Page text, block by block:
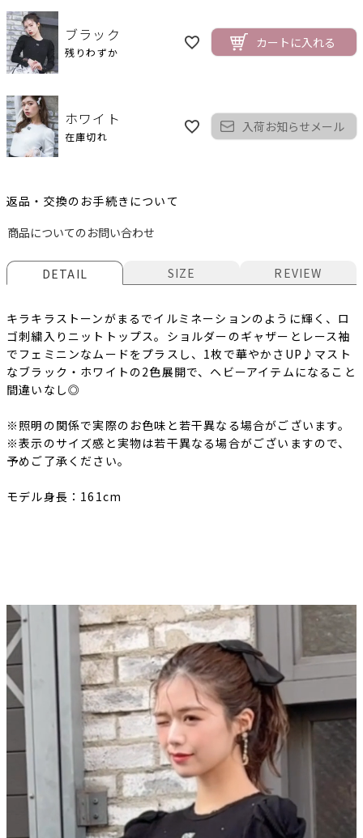
ブラック
残りわずか
カートに入れる
ホワイト
在庫切れ
入荷お知らせメール
返品・交換のお手続きについて
商品についてのお問い合わせ
DETAIL SIZE REVIEW
キラキラストーンがまるでイルミネーションのように輝く、ロ
ゴ刺繍入りニットトップス。ショルダーのギャザーとレース袖
でフェミニンなムードをプラスし、1枚で華やかさUP♪マスト
なブラック・ホワイトの2色展開で、ヘビーアイテムになること
間違いなし◎
※照明の関係で実際のお色味と若干異なる場合がございます。
※表示のサイズ感と実物は若干異なる場合がございますので、
予めご了承ください。
モデル身長：161cm